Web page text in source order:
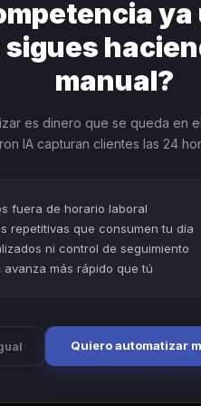
ya
sigues
manual?
es dinero que se queda en
IA capturan clientes las 24
fuera de horario laboral
repetitivas que consumen tu día
ni control de seguimiento
avanza más rápido que tú
Quiero automatizar